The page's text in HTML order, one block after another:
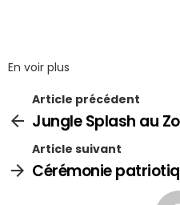
En voir plus
Article précédent
Jungle Splash au
Article suivant
Cérémonie